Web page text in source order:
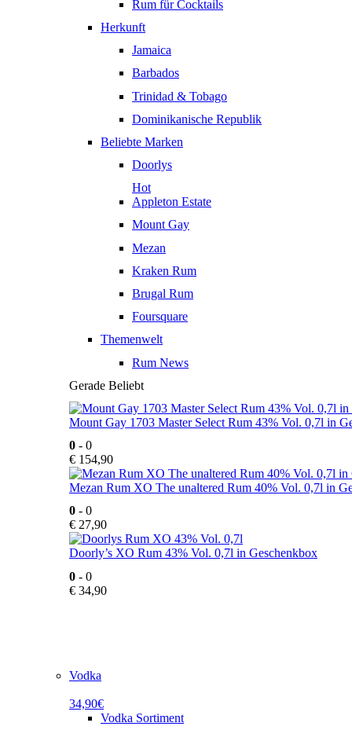
Rum für Cocktails
Herkunft
Jamaica
Barbados
Trinidad & Tobago
Dominikanische Republik
Beliebte Marken
Doorlys
Hot
Appleton Estate
Mount Gay
Mezan
Kraken Rum
Brugal Rum
Foursquare
Themenwelt
Rum News
Gerade Beliebt
Mount Gay 1703 Master Select Rum 43% Vol. 0,7l in
0 - 0
€ 154,90
Mezan Rum XO The unaltered Rum 40% Vol. 0,7l in
0 - 0
€ 27,90
Doorly’s XO Rum 43% Vol. 0,7l in Geschenkbox
0 - 0
€ 34,90
Vodka
34,90€
Vodka Sortiment